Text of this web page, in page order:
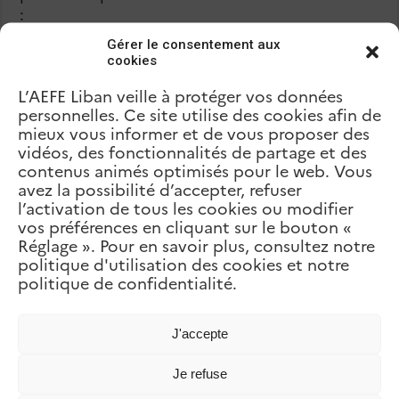
Gérer le consentement aux
cookies
L’AEFE Liban veille à protéger vos données
personnelles. Ce site utilise des cookies afin de
mieux vous informer et de vous proposer des
vidéos, des fonctionnalités de partage et des
contenus animés optimisés pour le web. Vous
avez la possibilité d’accepter, refuser
l’activation de tous les cookies ou modifier
vos préférences en cliquant sur le bouton «
Réglage ». Pour en savoir plus, consultez notre
politique d'utilisation des cookies et notre
politique de confidentialité.
J'accepte
Je refuse
:
s’abonner au compte de l’AEFE@aefeinfo
(pendant toute la durée du concours et au
moins jusqu’aux délibérations du jury le 12
janvier 2024) ;
mentionner le compte @aefeinfo et ajouter
les hashtags#AEFEsport,
#SemaineLFMet#Génération2024
dans la
description ;
indiquer aussi le nom de l’établissement du
réseau scolaire mondial et préciser la ville où
il est situé sous la forme d’un hashtag (par
exemple : #Vienne, #Montevideo, #Hanoï…)
utiliser une photo au format carré
(1080×1080 px au minium) ou horizontal
(1024 px de large au minimum). Si la photo